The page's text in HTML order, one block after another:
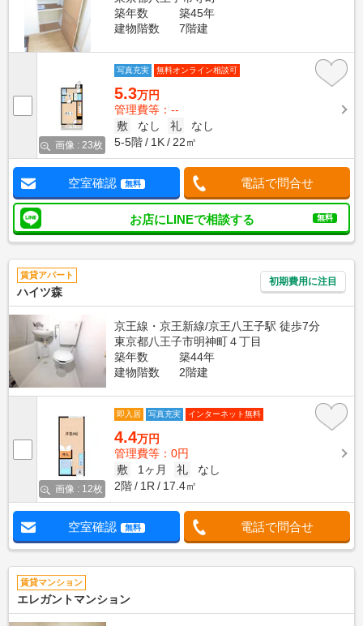
築年数
築45年
建物階数
7階建
画像 : 23枚
写真充実 無料オンライン相談可
5.3万円
管理費等：--
敷
なし 礼
なし
5-5階
1K 22㎡
空室確認 無料 電話で問合せ
お店にLINEで相談する 無料
賃貸アパート
ハイツ森
初期費用に注目
京王線・京王新線/京王八王子駅 徒歩7分
東京都八王子市明神町４丁目
築年数
築44年
建物階数
2階建
画像 : 12枚
即入居 写真充実 インターネット無料
4.4万円
管理費等：0円
敷
1ヶ月 礼
なし
2階
1R 17.4㎡
空室確認 無料 電話で問合せ
賃貸マンション
エレガントマンション